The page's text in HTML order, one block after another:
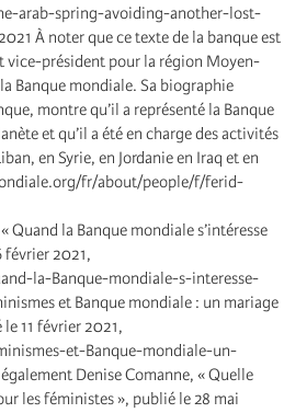
arab-spring-avoiding-another-lost-
À noter que ce texte de la banque est
vice-président pour la région Moyen-
Banque mondiale. Sa biographie
montre qu’il a représenté la Banque
et qu’il a été en charge des activités
en Syrie, en Jordanie en Iraq et en
fr/about/people/f/ferid-
Quand la Banque mondiale s’intéresse
février 2021,
la-Banque-mondiale-s-interesse-
et Banque mondiale : un mariage
11 février 2021,
et-Banque-mondiale-un-
Denise Comanne, « Quelle
les féministes », publié le 28 mai